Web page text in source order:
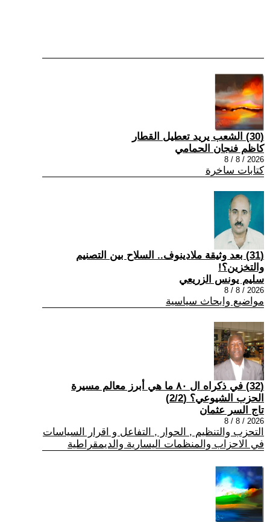
(30) الشعب يريد تعطيل القطار
كاظم فنجان الحمامي
2026 / 8 / 8
كتابات ساخرة
(31) بعد وثيقة ملادينوف.. السلاح بين التصنيم
والتخزين؟!
سليم يونس الزريعي
2026 / 8 / 8
مواضيع وابحاث سياسية
(32) في ذكراه ال ٨٠ ما هي أبرز معالم مسيرة
الحزب الشيوعي؟ (2/2)
تاج السر عثمان
2026 / 8 / 8
التحزب والتنظيم , الحوار , التفاعل و اقرار السياسات
في الاحزاب والمنظمات اليسارية والديمقراطية